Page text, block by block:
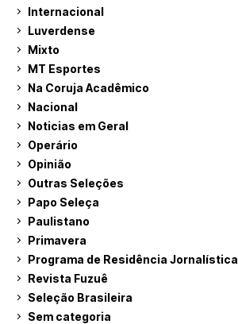
Internacional
Luverdense
Mixto
MT Esportes
Na Coruja Acadêmico
Nacional
Noticias em Geral
Operário
Opinião
Outras Seleções
Papo Seleça
Paulistano
Primavera
Programa de Residência Jornalística
Revista Fuzuê
Seleção Brasileira
Sem categoria